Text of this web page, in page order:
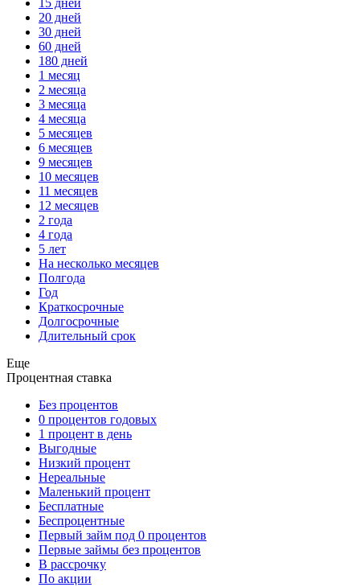
15 дней
20 дней
30 дней
60 дней
180 дней
1 месяц
2 месяца
3 месяца
4 месяца
5 месяцев
6 месяцев
9 месяцев
10 месяцев
11 месяцев
12 месяцев
2 года
4 года
5 лет
На несколько месяцев
Полгода
Год
Краткосрочные
Долгосрочные
Длительный срок
Еще
Процентная ставка
Без процентов
0 процентов годовых
1 процент в день
Выгодные
Низкий процент
Нереальные
Маленький процент
Бесплатные
Беспроцентные
Первый займ под 0 процентов
Первые займы без процентов
В рассрочку
По акции